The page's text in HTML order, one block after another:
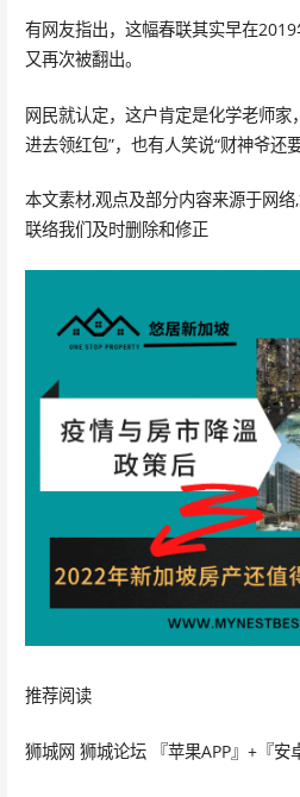
有网友指出，这幅春联其实早在
又再次被翻出。
网民就认定，这户肯定是化学老师家
进去领红包”，也有人笑说“财神爷还
本文素材,观点及部分内容来源于网
联络我们及时删除和修正
推荐阅读
狮城网 狮城论坛 『苹果APP』+『安